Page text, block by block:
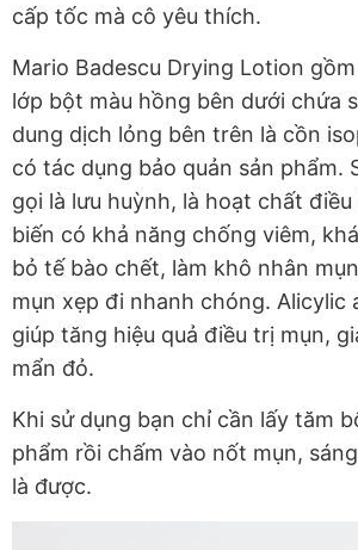
cấp tốc mà cô yêu thích.
Mario Badescu Drying Lotion
lớp bột màu hồng bên dưới chứa
dung dịch lỏng bên trên là cồn
có tác dụng bảo quản sản phẩm.
gọi là lưu huỳnh, là hoạt chất
biến có khả năng chống viêm,
bỏ tế bào chết, làm khô nhân
mụn xẹp đi nhanh chóng. Alicylic
giúp tăng hiệu quả điều trị mụn,
mẩn đỏ.
Khi sử dụng bạn chỉ cần lấy tăm
phẩm rồi chấm vào nốt mụn,
là được.